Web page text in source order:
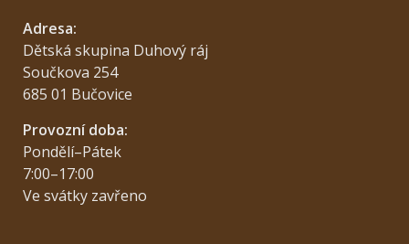
Adresa:
Dětská skupina Duhový ráj
Součkova 254
685 01 Bučovice
Provozní doba:
Pondělí–Pátek
7:00–17:00
Ve svátky zavřeno